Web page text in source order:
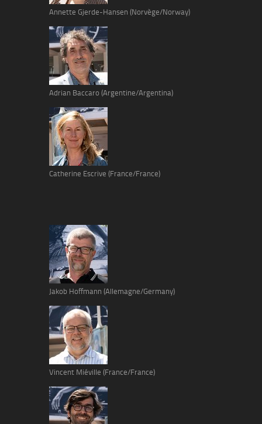
Annette Gjerde-Hansen (Norvège/Norway)
Adrian Baccaro (Argentine/Argentina)
Catherine Escrive (France/France)
Jakob Hoffmann (Allemagne/Germany)
Vincent Miéville (France/France)